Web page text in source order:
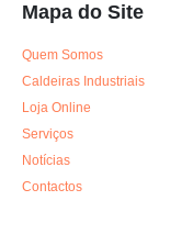
Mapa do Site
Quem Somos
Caldeiras Industriais
Loja Online
Serviços
Notícias
Contactos